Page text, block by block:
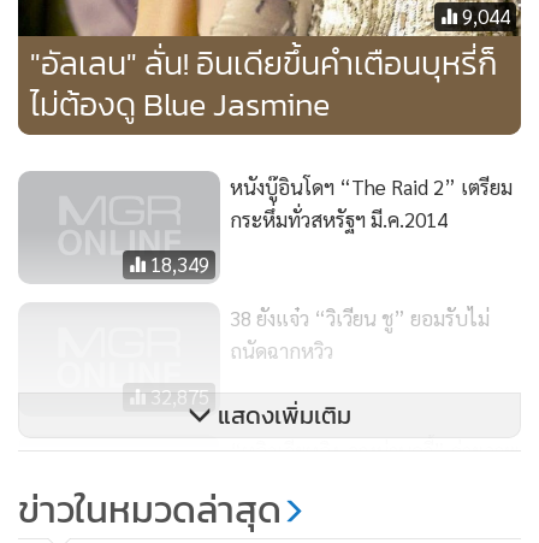
9,044
"อัลเลน" ลั่น! อินเดียขึ้นคำเตือนบุหรี่ก็
ไม่ต้องดู Blue Jasmine
18,349
หนังบู๊อินโดฯ “The Raid 2” เตรียม
กระหึ่มทั่วสหรัฐฯ มี.ค.2014
32,875
38 ยังแจ๋ว “วิเวียน ชู” ยอมรับไม่
ถนัดฉากหวิว
18,782
“หลิวเจียหลิง-จางม่านอวี้” ถ่ายภาพ
แสดงเพิ่มเติม
ข่าวในหมวดล่าสุด